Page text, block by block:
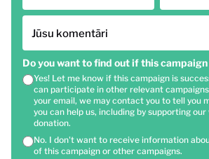
Jūsu komentāri
Do you want to find out if this
Yes! Let me know if this campaign is
can participate in other relevant
your email, we may contact you to tell you
you can help us, including by supporting
donation.
No. I don't want to receive information
of this campaign or other campaigns.